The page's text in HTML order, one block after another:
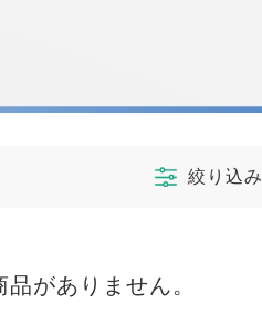
絞り込み
がありません。